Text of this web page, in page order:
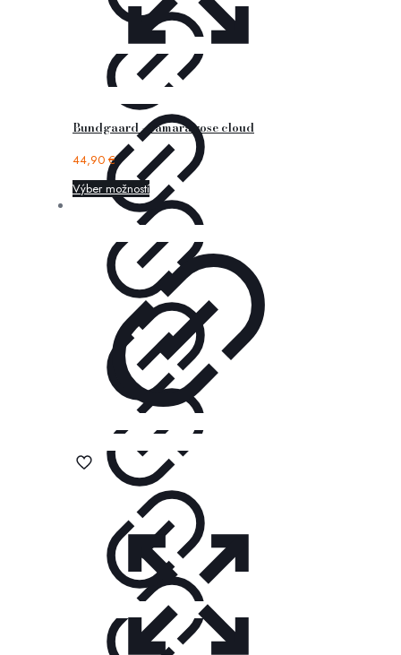
Bundgaard – tamara rose cloud
44,90 €
Výber možností